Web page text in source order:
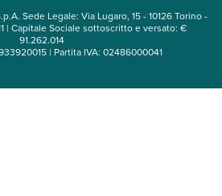
Sede Legale: Via Lugaro, 15 - 10126 Torino -
| Capitale Sociale sottoscritto e versato: €
91.262.014
| Partita IVA: 02486000041